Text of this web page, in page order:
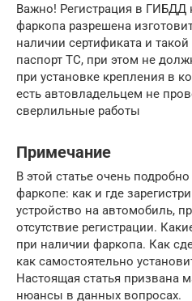
Важно! Регистрация в ГИБДД
фаркопа разрешена
наличии сертификата и
паспорт ТС, при этом не
при установке крепления в
есть автовладельцем не
сверлильные работы
Примечание
В этой статье очень
фаркопе: как и где
устройство на автомобиль,
отсутствие регистрации.
при наличии фаркопа. Как
как самостоятельно
Настоящая статья призвана
нюансы в данных вопросах.